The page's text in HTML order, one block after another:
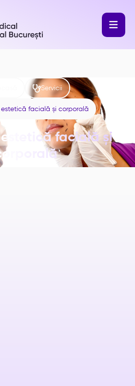

Servicii
estetică facială și corporală
facială și